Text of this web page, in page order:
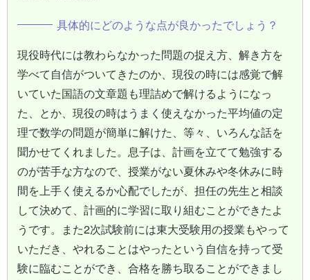
具体的にどのような点が良かったでしょう？
現役時代には教わらなかった問題の捉え方、解き方を
学べて自信がついてきたのか、現役の時には感覚で解
いていた国語の文章題も理詰めで解けるようになっ
た、とか、現役の時はうまく使えなかった平均値の定
理で数学の問題が簡単に解けた、等々、いろんな話を
聞かせてくれました。息子は、計画を立てて勉強する
のが苦手な方なので、授業がない夏休みや冬休みに時
間を上手く使えるか心配でしたが、担任の先生と相談
して決めて、計画的に学習に取り組むことができたよ
うです。また2次試験前には東大受験用の授業もやって
いただき、やれることはやったという自信を持って受
験に臨むことができ、合格を勝ち取ることができまし